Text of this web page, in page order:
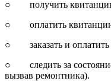
○ получить
○ оплатить квитанцию
○ заказать и оплатить
○ следить за
вызвав ремонтника).